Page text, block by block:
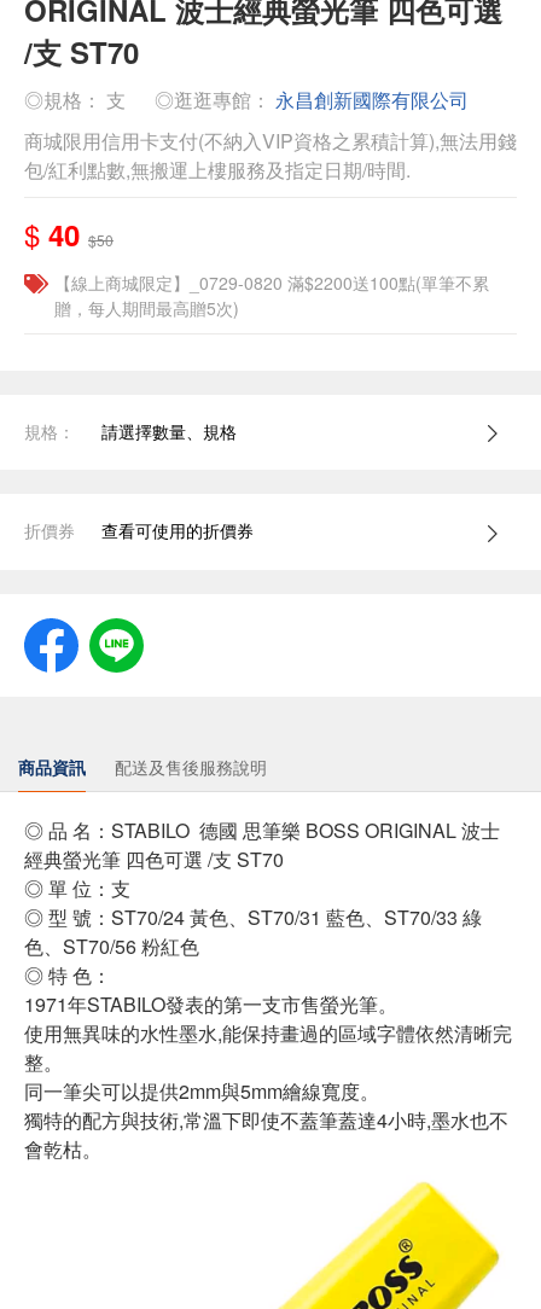
ORIGINAL 波士經典螢光筆 四色可選
/支 ST70
◎規格： 支 ◎逛逛專館： 永昌創新國際有限公司
商城限用信用卡支付(不納入VIP資格之累積計算),無法用錢
包/紅利點數,無搬運上樓服務及指定日期/時間.
$ 40 $50
【線上商城限定】_0729-0820 滿$2200送100點(單筆不累
贈，每人期間最高贈5次)
規格： 請選擇數量、規格
折價券 查看可使用的折價券
商品資訊 配送及售後服務說明
◎ 品 名：STABILO 德國 思筆樂 BOSS ORIGINAL 波士
經典螢光筆 四色可選 /支 ST70
◎ 單 位：支
◎ 型 號： ST70/24 黃色、ST70/31 藍色、ST70/33 綠
色、ST70/56 粉紅色
◎ 特 色：
1971年STABILO發表的第一支市售螢光筆。
使用無異味的水性墨水,能保持畫過的區域字體依然清晰完
整。
同一筆尖可以提供2mm與5mm繪線寬度。
獨特的配方與技術,常溫下即使不蓋筆蓋達4小時,墨水也不
會乾枯。